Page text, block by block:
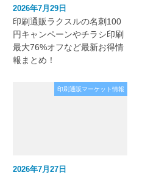
2026年7月29日
印刷通販ラクスルの名刺100
円キャンペーンやチラシ印刷
最大76%オフなど最新お得情
報まとめ！
印刷通販マーケット情報
2026年7月27日